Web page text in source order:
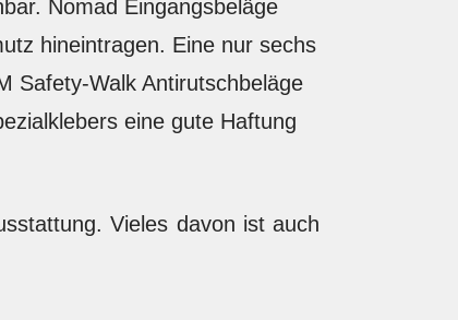
Nomad Eingangsbeläge
hineintragen. Eine nur sechs
Safety-Walk Antirutschbeläge
eine gute Haftung
Vieles davon ist auch